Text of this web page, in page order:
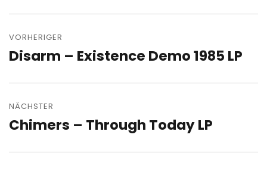
VORHERIGER
Vorheriger
Disarm – Existence Demo 1985 LP
NÄCHSTER
Nächster
Chimers – Through Today LP